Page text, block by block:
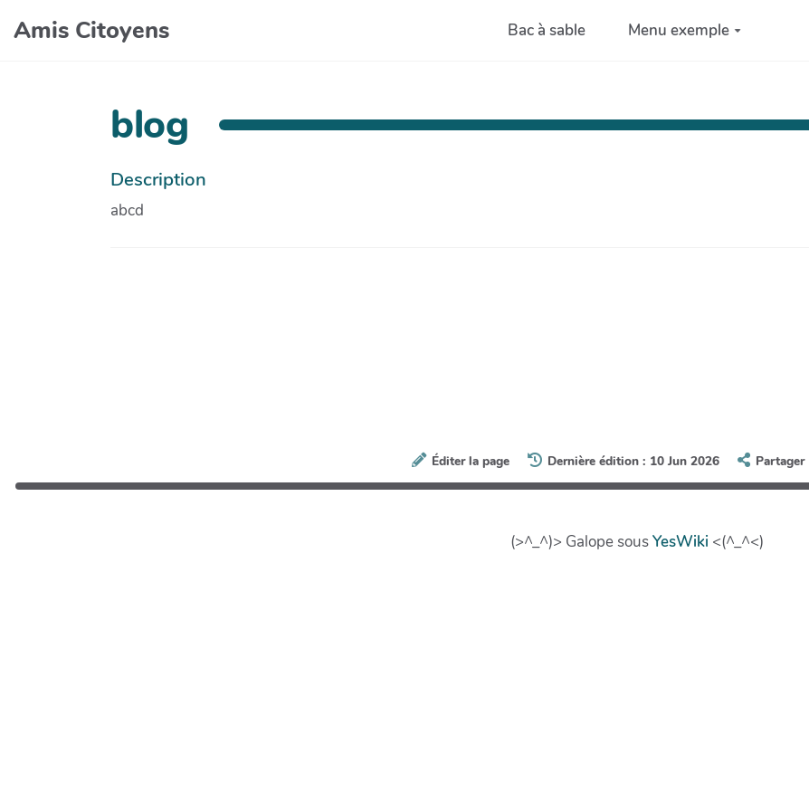
Amis Citoyens Bac à sable Menu exemple
blog
Description
abcd
Éditer la page Dernière édition : 10 Jun 2026 Partager
(>^_^)> Galope sousYesWiki <(^_^<)